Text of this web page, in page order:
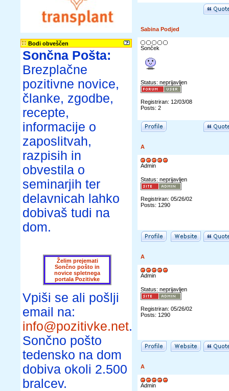
Bodi obveščen
Sončna Pošta:
Brezplačne
pozitivne novice,
članke, zgodbe,
recepte,
informacije o
zaposlitvah,
razpisih in
obvestila o
seminarjih ter
delavnicah lahko
dobivaš tudi na
dom.
Želim prejemati
Sončno pošto in
novice spletnega
portala Pozitivke
Vpiši se ali pošlji
email na:
info@pozitivke.net.
Sončno pošto
tedensko na dom
dobiva okoli 2.500
bralcev.
Sabina Podjed
Sonček
Status: neprijavljen
Registriran: 12/03/08
Posts: 2
A
Admin
Status: neprijavljen
Registriran: 05/26/02
Posts: 1290
A
Admin
Status: neprijavljen
Registriran: 05/26/02
Posts: 1290
A
Admin